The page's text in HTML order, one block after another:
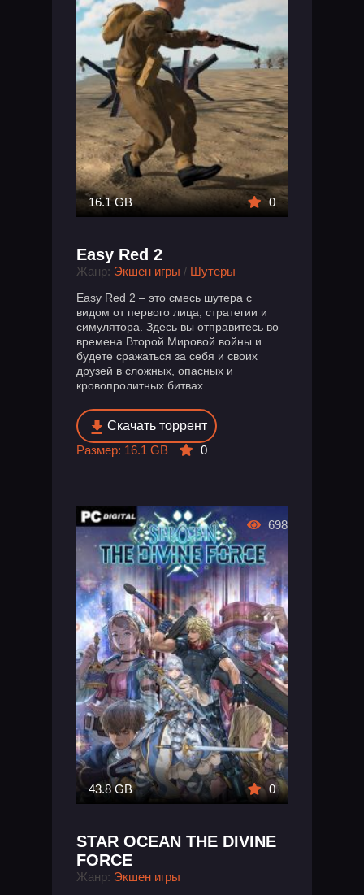
16.1 GB 0
Easy Red 2
Жанр: Экшен игры / Шутеры
Easy Red 2 – это смесь шутера с
видом от первого лица, стратегии и
симулятора. Здесь вы отправитесь во
времена Второй Мировой войны и
будете сражаться за себя и своих
друзей в сложных, опасных и
кровопролитных битвах…...
Скачать торрент
Размер: 16.1 GB
0
43.8 GB 0
STAR OCEAN THE DIVINE
FORCE
Жанр: Экшен игры
698